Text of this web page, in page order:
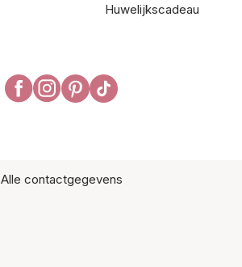
Huwelijkscadeau
Alle contactgegevens